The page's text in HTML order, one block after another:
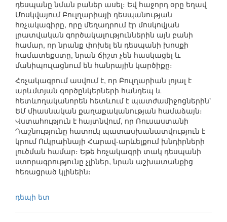
դեսպանը նման բաներ ասել։ Եվ հաջորդ օրը եղավ
Մոսկվայում Բուլղարիայի դեսպանության
հռչակագիրը, որը մեղադրում էր մոսկովյան
լրատվական գործակալություններին այն բանի
համար, որ նրանք փոխել են դեսպանի խոսքի
համատեքստը, նրան ճիշտ չեն հասկացել և
մանիպուլացնում են հանրային կարծիքը։
Հռչակագրում ասվում է, որ Բուլղարիան լոյալ է
արևմտյան գործընկերների հանդեպ և
հետևողականորեն հետևում է պատժամիջոցներին՝
ԵՄ միասնական քաղաքականության համաձայն։
Վստահություն է հայտնվում, որ Ռուսաստանի
Դաշնությունը հատուկ պատասխանատվություն է
կրում Ուկրաինայի Հարավ-արևելքում խնդիրների
լուծման համար։ Եթե հռչակագրի տակ դեսպանի
ստորագրությունը չլիներ, նրան աշխատանքից
հեռացրած կլինեին։
դեպի ետ